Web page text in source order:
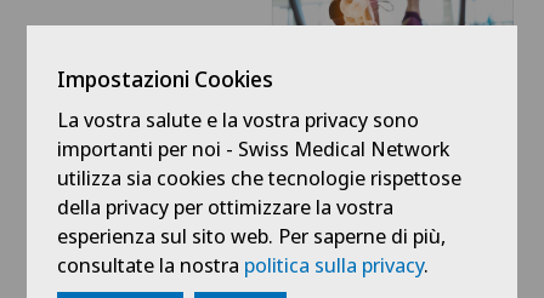
Impostazioni Cookies
La vostra salute e la vostra privacy sono
importanti per noi - Swiss Medical Network
utilizza sia cookies che tecnologie rispettose
della privacy per ottimizzare la vostra
esperienza sul sito web. Per saperne di più,
consultate la nostra politica sulla privacy.